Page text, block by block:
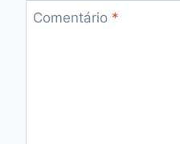
Comentário *